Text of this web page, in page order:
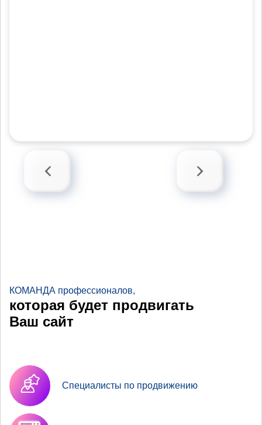
КОМАНДА профессионалов,
которая будет продвигать
Ваш сайт
Специалисты по продвижению